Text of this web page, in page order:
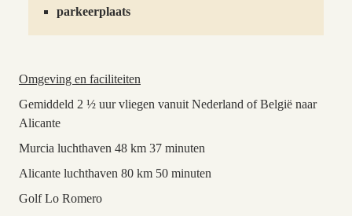
parkeerplaats
Omgeving en faciliteiten
Gemiddeld 2 ½ uur vliegen vanuit Nederland of België naar
Alicante
Murcia luchthaven 48 km 37 minuten
Alicante luchthaven 80 km 50 minuten
Golf Lo Romero